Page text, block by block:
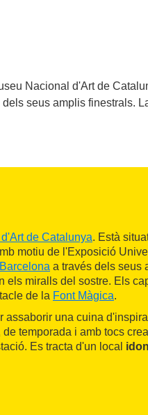
Nacional d'Art de
dels seus amplis finestrals.
de Catalunya. Està
motiu de l'Exposició
Barcelona a través dels seus
els miralls del sostre. Els
de la Font Màgica.
assaborir una cuina
temporada i amb tocs
Es tracta d'un local